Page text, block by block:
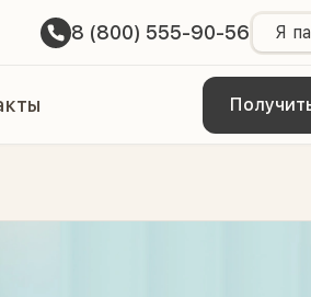
8 (800) 555-90-56 Я